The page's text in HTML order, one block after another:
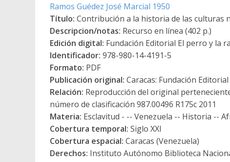
Ramos Guédez José Marcial 1950
Título: Contribución a la historia de las culturas
Descripcion/notas: Recurso en línea (402 p.)
Edición digital: Fundación Editorial El perro y la
Identificador: 978-980-14-4191-5
Formato: PDF
Publicación original: Caracas: Fundación
Relación: Reproducción del original
número de clasificación 987.00496 R175c 2011
Materia: Esclavitud - -- Venezuela -- Historia --
Cobertura temporal: Siglo XXI
Cobertura espacial: Caracas (Venezuela)
Derechos: Instituto Autónomo Biblioteca